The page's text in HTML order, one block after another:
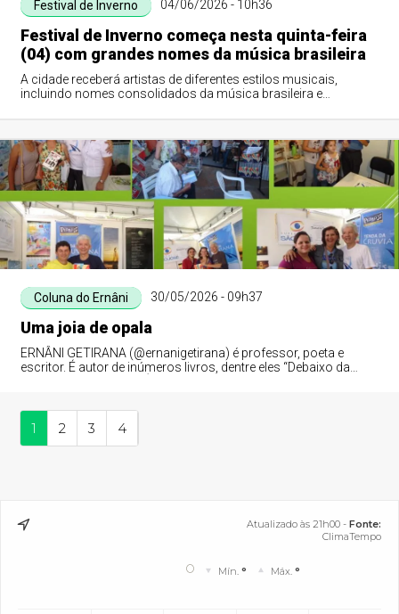
Festival de Inverno 04/06/2026 - 10h36
Festival de Inverno começa nesta quinta-feira
(04) com grandes nomes da música brasileira
A cidade receberá artistas de diferentes estilos musicais,
incluindo nomes consolidados da música brasileira e
Coluna do Ernâni 30/05/2026 - 09h37
Uma joia de opala
ERNÂNI GETIRANA (@ernanigetirana) é professor, poeta e
escritor. É autor de inúmeros livros, dentre eles “Debaixo da
1 2 3 4
Atualizado às 21h00 - Fonte:
ClimaTempo
° Mín.° Máx.°